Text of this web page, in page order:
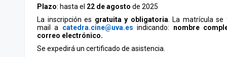
Plazo: hasta el 22 de agosto de 2025
La inscripción es gratuita y obligatoria . La matrícula
mail a catedra.cine@uva.esindicando: nombre
correo electrónico.
Se expedirá un certificado de asistencia.